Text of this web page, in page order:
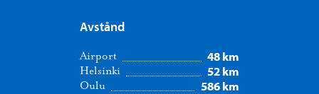
Avstånd
Airport 48 km
Helsinki 52 km
Oulu 586 km